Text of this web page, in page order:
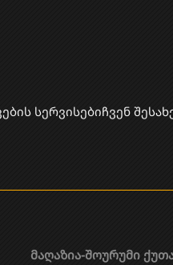
სერვისებიჩვენ
მაღაზია-შოურუმი